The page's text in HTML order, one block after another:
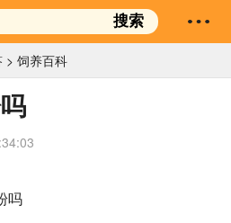
搜索
>饲养百科
吗